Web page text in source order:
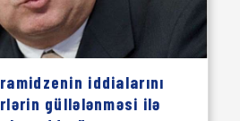
iddialarını
güllələnməsi ilə